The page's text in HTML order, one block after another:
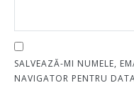
SALVEAZĂ-MI NUMELE,
NAVIGATOR PENTRU